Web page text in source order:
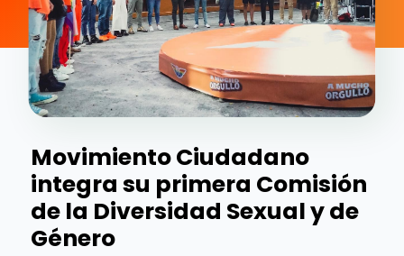
Movimiento Ciudadano
integra su primera Comisión
de la Diversidad Sexual y de
Género